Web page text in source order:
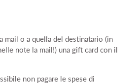
mail o a quella del destinatario (in
note la mail!) una gift card con il
non pagare le spese di